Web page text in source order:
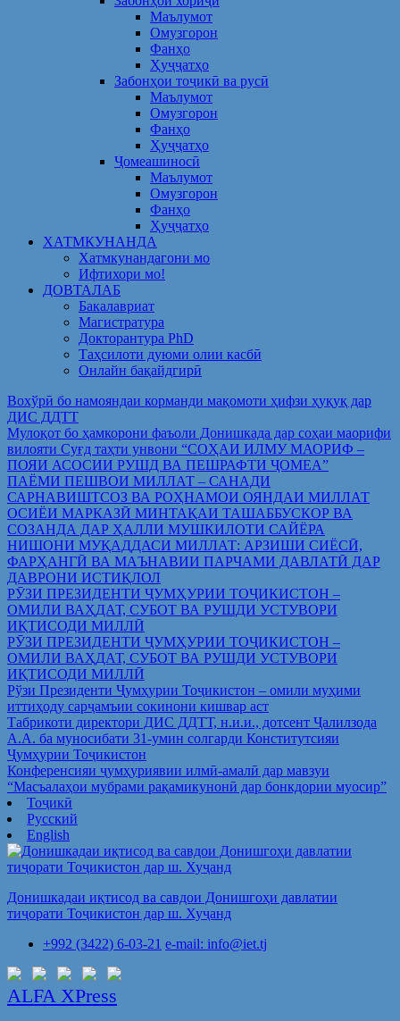
Маълумот
Омузгорон
Фанҳо
Ҳуҷҷатҳо
Забонҳои тоҷикӣ ва русӣ
Маълумот
Омузгорон
Фанҳо
Ҳуҷҷатҳо
Ҷомеашиносӣ
Маълумот
Омузгорон
Фанҳо
Ҳуҷҷатҳо
ХАТМКУНАНДА
Хатмкунандагони мо
Ифтихори мо!
ДОВТАЛАБ
Бакалавриат
Магистратура
Докторантура PhD
Таҳсилоти дуюми олии касбӣ
Онлайн бақайдгирӣ
Вохўрӣ бо намояндаи корманди мақомоти ҳифзи ҳуқуқ дар
ДИС ДДТТ
Мулоқот бо ҳамкорони фаъоли Донишкада дар соҳаи маорифи
вилояти Суғд таҳти унвони “СОҲАИ ИЛМУ МАОРИФ –
ПОЯИ АСОСИИ РУШД ВА ПЕШРАФТИ ҶОМЕА”
ПАЁМИ ПЕШВОИ МИЛЛАТ – САНАДИ
САРНАВИШТСОЗ ВА РОҲНАМОИ ОЯНДАИ МИЛЛАТ
ОСИЁИ МАРКАЗӢ МИНТАҚАИ ТАШАББУСКОР ВА
СОЗАНДА ДАР ҲАЛЛИ МУШКИЛОТИ САЙЁРА
НИШОНИ МУҚАДДАСИ МИЛЛАТ: АРЗИШИ СИЁСӢ,
ФАРҲАНГӢ ВА МАЪНАВИИ ПАРЧАМИ ДАВЛАТӢ ДАР
ДАВРОНИ ИСТИҚЛОЛ
РӮЗИ ПРЕЗИДЕНТИ ҶУМҲУРИИ ТОҶИКИСТОН –
ОМИЛИ ВАҲДАТ, СУБОТ ВА РУШДИ УСТУВОРИ
ИҚТИСОДИ МИЛЛӢ
РӮЗИ ПРЕЗИДЕНТИ ҶУМҲУРИИ ТОҶИКИСТОН –
ОМИЛИ ВАҲДАТ, СУБОТ ВА РУШДИ УСТУВОРИ
ИҚТИСОДИ МИЛЛӢ
Рўзи Президенти Ҷумҳурии Тоҷикистон – омили муҳими
иттиҳоду сарҷамъии сокинони кишвар аст
Табрикоти директори ДИС ДДТТ, н.и.и., дотсент Ҷалилзода
А.А. ба муносибати 31-умин солгарди Конститутсияи
Ҷумҳурии Тоҷикистон
Конференсияи ҷумҳуриявии илмӣ-амалӣ дар мавзуи
“Масъалаҳои мубрами рақамикунонӣ дар бонкдории муосир”
Тоҷикӣ
Русский
English
Донишкадаи иқтисод ва савдои Донишгоҳи давлатии
тиҷорати Тоҷикистон дар ш. Хуҷанд
+992 (3422) 6-03-21 e-mail: info@iet.tj
ALFA XPress